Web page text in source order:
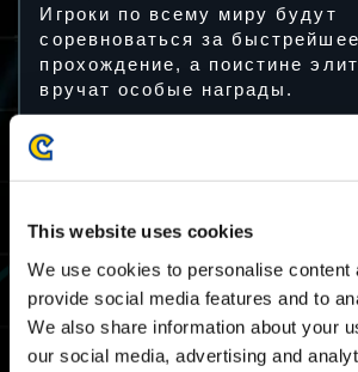
This website uses cookies
We use cookies to personalise content
provide social media features and to
We also share information about your
our social media, advertising and
Игроки по всему миру будут
соревноваться за быстрейшее
прохождение, а поистине
вручат особые награды.
Игровой период Дикого
15
17/11 2023 03:00 UTC ～ 21/11
11/16 2023 19:00 PST ～ 11/20
PST
Карта